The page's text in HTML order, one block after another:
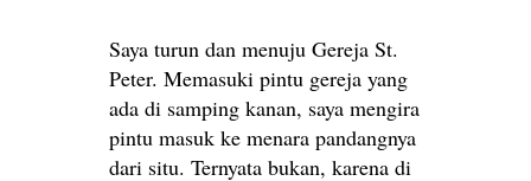
Saya turun dan menuju Gereja St.
Peter. Memasuki pintu gereja yang
ada di samping kanan, saya mengira
pintu masuk ke menara pandangnya
dari situ. Ternyata bukan, karena di